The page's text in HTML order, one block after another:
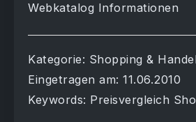
Webkatalog Informationen
Kategorie: Shopping &
Eingetragen am: 11.06.2010
Keywords: Preisvergleich